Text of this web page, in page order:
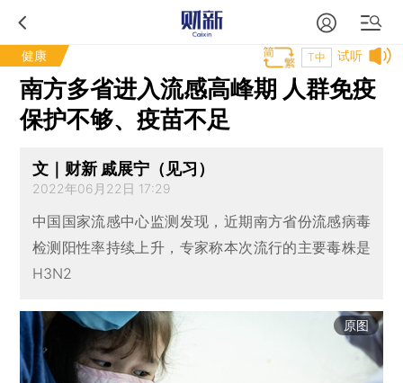
健康 试听
T中
南方多省进入流感高峰期 人群免疫
保护不够、疫苗不足
文｜财新 戚展宁（见习）
2022年06月22日 17:29
中国国家流感中心监测发现，近期南方省份流感病毒
检测阳性率持续上升，专家称本次流行的主要毒株是
H3N2
原图